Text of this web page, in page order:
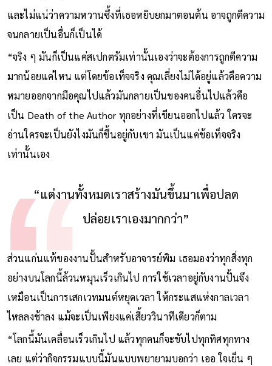
และไม่แน่ว่าความหวานซึ้งที่เธอหยิบยกมาตอนต้น อาจถูกตีความ
จนกลายเป็นอื่นก็เป็นได้
“จริง ๆ มันก็เป็นแค่สเปกตรัมเท่านั้นเองว่าจะต้องการถูกตีความ
มากน้อยแค่ไหน แต่โดยข้อเท็จจริง คุณเลี่ยงไม่ได้อยู่แล้วคือความ
หมายออกจากมือคุณไปแล้วมันกลายเป็นของคนอื่นไปแล้วคือ
เป็น Death of the Author ทุกอย่างที่เขียนออกไปแล้ว ใครจะ
อ่านใครจะเป็นยังไงมันก็ขึ้นอยู่กับเขา มันเป็นแค่ข้อเท็จจริง
เท่านั้นเอง
“แต่งานทั้งหมดเราสร้างมันขึ้นมาเพื่อปลด
ปล่อยเราเองมากกว่า”
ส่วนแก่นแท้ของงานปั้นสำหรับอาจารย์พิม เธอมองว่าทุกสิ่งทุก
อย่างบนโลกนี้ล้วนหมุนเร็วเกินไป การใช้เวลาอยู่กับงานปั้นจึง
เหมือนเป็นการเสกเวทมนต์หยุดเวลา ให้กระแสแห่งกาลเวลา
ไหลลงช้าลง แม้จะเป็นเพียงแค่เสี้ยววินาทีเดียวก็ตาม
“โลกนี้มันเคลื่อนเร็วเกินไป แล้วทุกคนก็จะขับไปทุกทิศทุกทาง
เลย แต่ว่ากิจกรรมแบบนี้มันแบบพยายามบอกว่า เออ ใจเย็น ๆ